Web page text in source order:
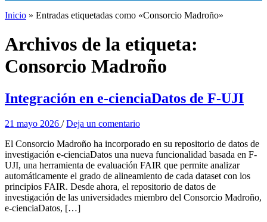
Inicio » Entradas etiquetadas como «Consorcio Madroño»
Archivos de la etiqueta:
Consorcio Madroño
Integración en e-cienciaDatos de F-UJI
21 mayo 2026 /Deja un comentario
El Consorcio Madroño ha incorporado en su repositorio de datos de
investigación e-cienciaDatos una nueva funcionalidad basada en F-
UJI, una herramienta de evaluación FAIR que permite analizar
automáticamente el grado de alineamiento de cada dataset con los
principios FAIR. Desde ahora, el repositorio de datos de
investigación de las universidades miembro del Consorcio Madroño,
e-cienciaDatos, […]